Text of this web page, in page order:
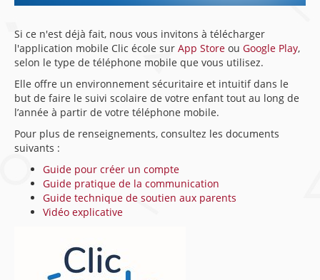
Si ce n'est déjà fait, nous vous invitons à télécharger
l'application mobile Clic école sur App Store ou Google Play,
selon le type de téléphone mobile que vous utilisez.
Elle offre un environnement sécuritaire et intuitif dans le
but de faire le suivi scolaire de votre enfant tout au long de
l’année à partir de votre téléphone mobile.
Pour plus de renseignements, consultez les documents
suivants :
Guide pour créer un compte
Guide pratique de la communication
Guide technique de soutien aux parents
Vidéo explicative